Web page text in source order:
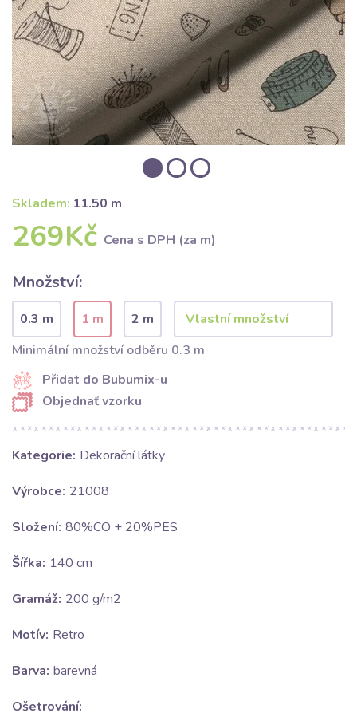
Skladem: 11.50 m
269Kč Cena s DPH (za m)
Množství:
0.3 m 1 m
2 m
Minimální množství odběru 0.3 m
Přidat do Bubumix-u
Objednať vzorku
Kategorie: Dekorační látky
Výrobce: 21008
Složení: 80%CO + 20%PES
Šířka: 140 cm
Gramáž: 200 g/m2
Motív: Retro
Barva: barevná
Ošetrování: